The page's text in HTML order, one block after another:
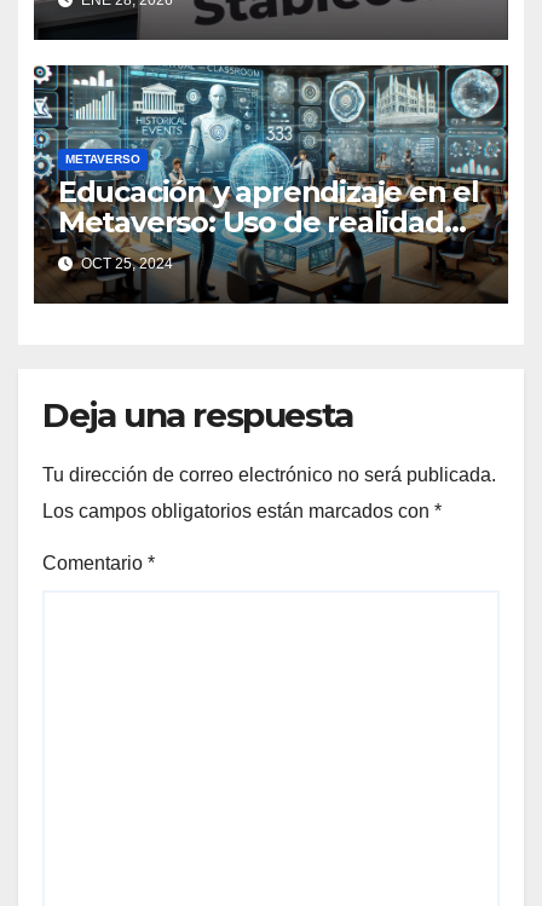
METAVERSO
Educación y aprendizaje en el
Metaverso: Uso de realidad
aumentada e IA en entornos
educativos virtuales
OCT 25, 2024
Deja una respuesta
Tu dirección de correo electrónico no será publicada.
Los campos obligatorios están marcados con *
Comentario *